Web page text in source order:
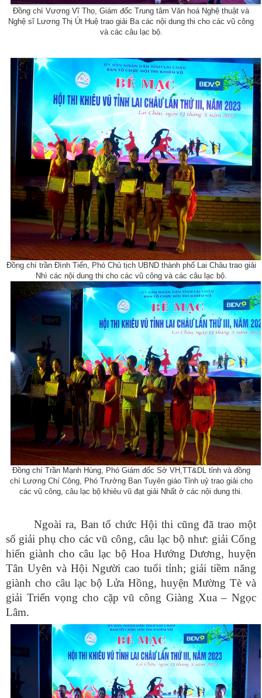
Đồng chí Vương Vĩ Thọ, Giám đốc Trung tâm Văn hoá Nghệ thuật và
Nghệ sĩ Lương Thị Út Huệ trao giải Ba các nội dung thi cho các vũ công
và các câu lạc bộ.
Đồng chí trần Đình Tiến, Phó Chủ tịch UBND thành phố Lai Châu trao giải
Nhì các nội dung thi cho các vũ công và các câu lạc bộ.
Đồng chí Trần Mạnh Hùng, Phó Giám đốc Sở VH,TT&DL tỉnh và đồng
chí Lương Chí Công, Phó Trưởng Ban Tuyên giáo Tỉnh uỷ trao giải cho
các vũ công, câu lạc bộ khiêu vũ đạt giải Nhất ở các nội dung thi.
Ngoài ra, Ban tổ chức Hội thi cũng đã trao một
số giải phụ cho các vũ công, câu lạc bộ như: giải Cống
hiến giành cho câu lạc bộ Hoa Hướng Dương, huyện
Tân Uyên và Hội Người cao tuổi tỉnh; giải tiềm năng
giành cho câu lạc bộ Lửa Hồng, huyện Mường Tè và
giải Triển vọng cho cặp vũ công Giàng Xua – Ngọc
Lâm.